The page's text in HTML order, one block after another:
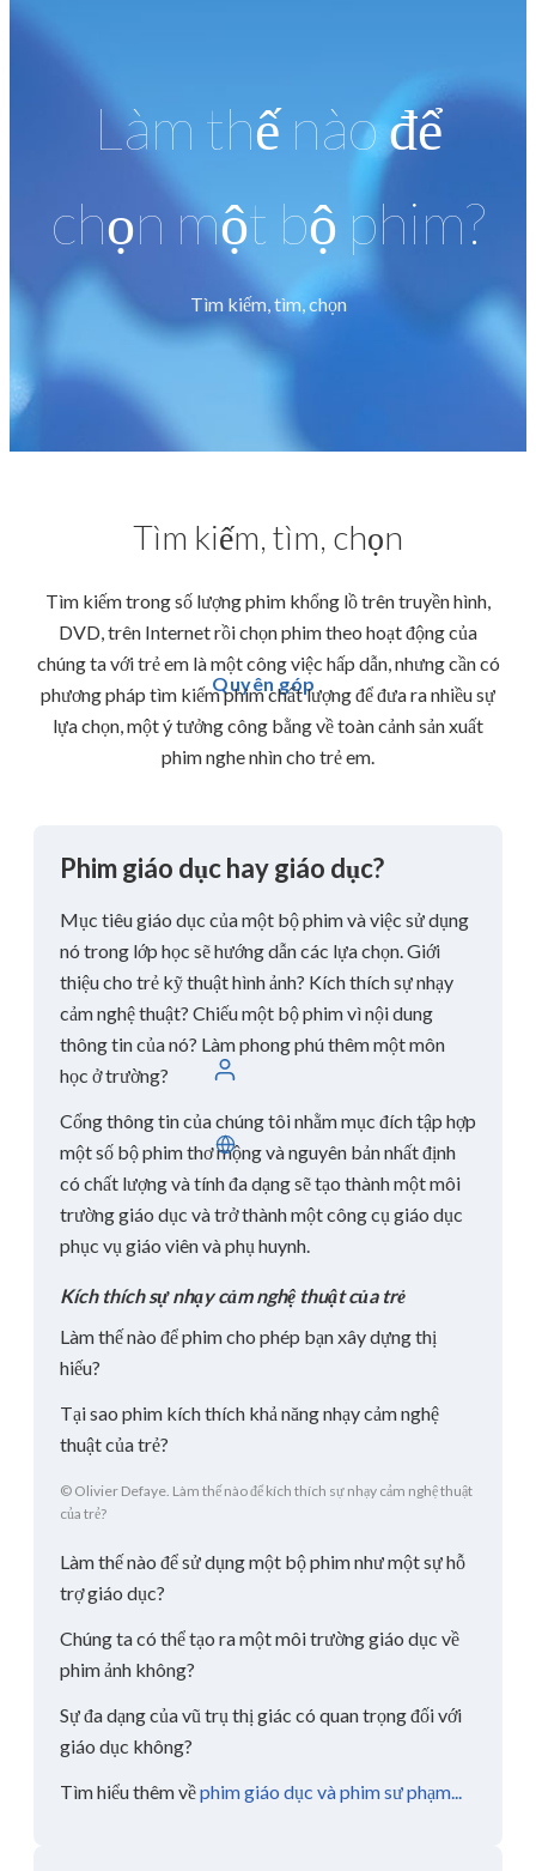
Quyên góp
Tiếng Việt
Làm thế nào để
chọn một bộ phim?
Tìm kiếm, tìm, chọn
Tìm kiếm, tìm, chọn
Tìm kiếm trong số lượng phim khổng lồ trên truyền hình,
DVD, trên Internet rồi chọn phim theo hoạt động của
chúng ta với trẻ em là một công việc hấp dẫn, nhưng cần có
phương pháp tìm kiếm phim chất lượng để đưa ra nhiều sự
lựa chọn, một ý tưởng công bằng về toàn cảnh sản xuất
phim nghe nhìn cho trẻ em.
Phim giáo dục hay giáo dục?
Mục tiêu giáo dục của một bộ phim và việc sử dụng
nó trong lớp học sẽ hướng dẫn các lựa chọn. Giới
thiệu cho trẻ kỹ thuật hình ảnh? Kích thích sự nhạy
cảm nghệ thuật? Chiếu một bộ phim vì nội dung
thông tin của nó? Làm phong phú thêm một môn
học ở trường?
Cổng thông tin của chúng tôi nhằm mục đích tập hợp
một số bộ phim thơ mộng và nguyên bản nhất định
có chất lượng và tính đa dạng sẽ tạo thành một môi
trường giáo dục và trở thành một công cụ giáo dục
phục vụ giáo viên và phụ huynh.
Kích thích sự nhạy cảm nghệ thuật của trẻ
Làm thế nào để phim cho phép bạn xây dựng thị
hiếu?
Tại sao phim kích thích khả năng nhạy cảm nghệ
thuật của trẻ?
© Olivier Defaye. Làm thế nào để kích thích sự nhạy cảm nghệ thuật
của trẻ?
Làm thế nào để sử dụng một bộ phim như một sự hỗ
trợ giáo dục?
Chúng ta có thể tạo ra một môi trường giáo dục về
phim ảnh không?
Sự đa dạng của vũ trụ thị giác có quan trọng đối với
giáo dục không?
Tìm hiểu thêm vềphim giáo dục và phim sư phạm...